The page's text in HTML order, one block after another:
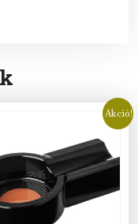
Akció!